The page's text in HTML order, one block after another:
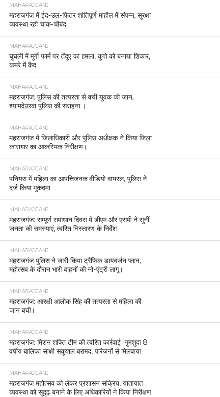
MAHARAJGANJ
महराजगंज में ईद-उल-फितर शांतिपूर्ण माहौल में संपन्न, सुरक्षा
व्यवस्था रही चाक-चौबंद
MAHARAJGANJ
घुघली में मुर्गी फार्म पर तेंदुए का हमला, कुत्ते को बनाया शिकार,
कमरे में कैद
MAHARAJGANJ
महराजगंज: पुलिस की तत्परता से बची युवक की जान,
श्यामदेउरवा पुलिस की सराहना ।
MAHARAJGANJ
महराजगंज में जिलाधिकारी और पुलिस अधीक्षक ने किया जिला
कारागार का आकस्मिक निरीक्षण।
MAHARAJGANJ
पनियरा में महिला का आपत्तिजनक वीडियो वायरल, पुलिस ने
दर्ज किया मुकदमा
MAHARAJGANJ
महराजगंज: सम्पूर्ण समाधान दिवस में डीएम और एसपी ने सुनीं
जनता की समस्याएं, त्वरित निस्तारण के निर्देश
MAHARAJGANJ
महराजगंज पुलिस ने जारी किया ट्रैफिक डायवर्जन प्लान,
महोत्सव के दौरान भारी वाहनों की नो-एंट्री लागू।
MAHARAJGANJ
महराजगंज: आरक्षी आलोक सिंह की तत्परता से महिला की
जान बची।
MAHARAJGANJ
महराजगंज: मिशन शक्ति टीम की त्वरित कार्रवाई गुमशुदा 8
वर्षीय बालिका साक्षी सकुशल बरामद, परिजनों से मिलवाया
MAHARAJGANJ
महराजगंज महोत्सव को लेकर प्रशासन सक्रिय, यातायात
व्यवस्था को सुदृढ़ बनाने के लिए अधिकारियों ने किया निरीक्षण